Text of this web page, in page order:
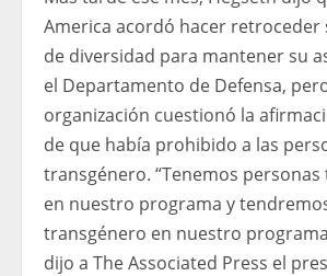
America acordó hacer retroceder
de diversidad para mantener su
el Departamento de Defensa,
organización cuestionó la
de que había prohibido a las
transgénero. “Tenemos
en nuestro programa y
transgénero en nuestro
dijo a The Associated Press el